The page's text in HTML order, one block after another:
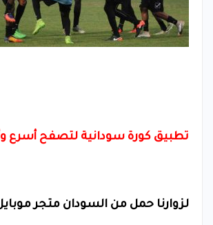
تطبيق كورة سودانية لتصفح أسرع
لزوارنا حمل من السودان متجر